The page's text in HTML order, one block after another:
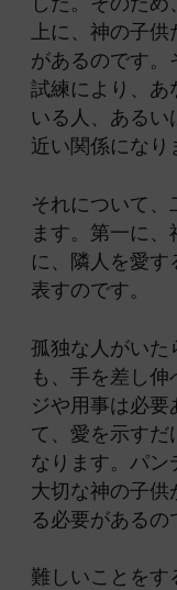
上に、神の子
があるのです。
試練により、あ
いる人、あるい
近い関係になり
それについて、
ます。第一に
に、隣人を愛す
表すのです。
孤独な人がいた
も、手を差し
ジや用事は必要
て、愛を示すだ
なります。パン
大切な神の子供
る必要があるの
難しいことをす